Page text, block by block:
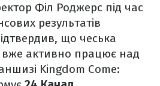
Філ Роджерс під час
результатів
що чеська
активно працює над
Kingdom Come: